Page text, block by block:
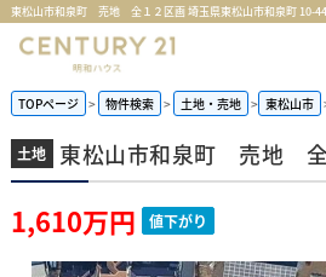
TOPページ 物件検索 土地・売地 東松山市
土地 東松山市和泉町 売地
1,610万円 値下がり